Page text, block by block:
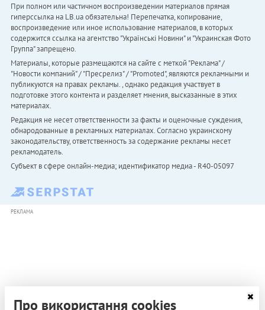
При полном или частичном воспроизведении материалов прямая
гиперссылка на LB.ua обязательна! Перепечатка, копирование,
воспроизведение или иное использование материалов, в которых
содержится ссылка на агентство "Українськi Новини" и "Украинская Фото
Группа" запрещено.
Материалы, которые размещаются на сайте с меткой "Реклама" /
"Новости компаний" / "Пресрелиз" / "Promoted", являются рекламными и
публикуются на правах рекламы. , однако редакция участвует в
подготовке этого контента и разделяет мнения, высказанные в этих
материалах.
Редакция не несет ответственности за факты и оценочные суждения,
обнародованные в рекламных материалах. Согласно украинскому
законодательству, ответственность за содержание рекламы несет
рекламодатель.
Субъект в сфере онлайн-медиа; идентификатор медиа - R40-05097
РЕКЛАМА
Про використання cookies